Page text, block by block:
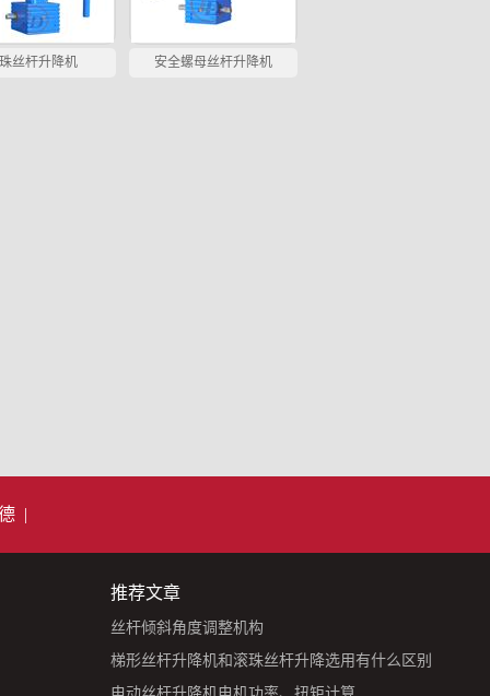
丝杆升降机 安全螺母丝杆升降机
|
推荐文章
丝杆倾斜角度调整机构
梯形丝杆升降机和滚珠丝杆升降选用有什么区别